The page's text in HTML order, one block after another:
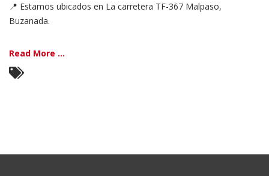
📍 Estamos ubicados en La carretera TF-367 Malpaso,
Buzanada.
Read More ...